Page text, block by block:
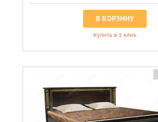
В КОРЗИНУ
Купить в 1 клик